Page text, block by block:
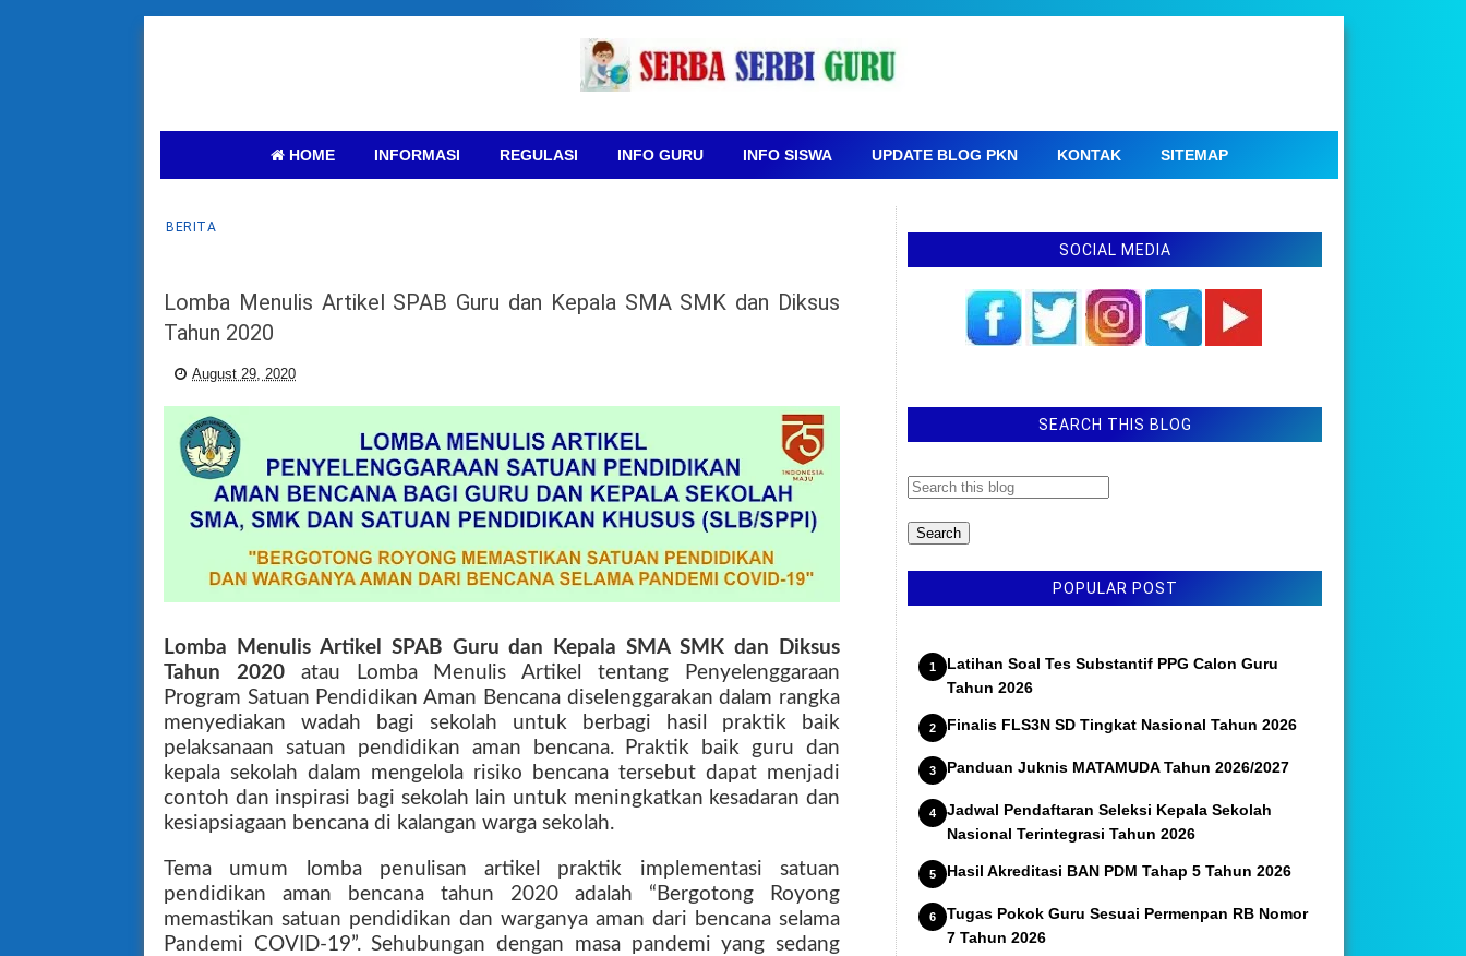
HOME INFORMASI REGULASI INFO GURU INFO SISWA UPDATE BLOG PKN KONTAK SITEMAP
BERITA
Lomba Menulis Artikel SPAB Guru dan Kepala SMA SMK dan Diksus
Tahun 2020
August 29, 2020
Lomba Menulis Artikel SPAB Guru dan Kepala SMA SMK dan Diksus
Tahun 2020 atau Lomba Menulis Artikel tentang Penyelenggaraan
Program Satuan Pendidikan Aman Bencana diselenggarakan dalam rangka
menyediakan wadah bagi sekolah untuk berbagi hasil praktik baik
pelaksanaan satuan pendidikan aman bencana. Praktik baik guru dan
kepala sekolah dalam mengelola risiko bencana tersebut dapat menjadi
contoh dan inspirasi bagi sekolah lain untuk meningkatkan kesadaran dan
kesiapsiagaan bencana di kalangan warga sekolah.
Tema umum lomba penulisan artikel praktik implementasi satuan
pendidikan aman bencana tahun 2020 adalah “Bergotong Royong
memastikan satuan pendidikan dan warganya aman dari bencana selama
Pandemi COVID-19”. Sehubungan dengan masa pandemi yang sedang
SOCIAL MEDIA
SEARCH THIS BLOG
POPULAR POST
Latihan Soal Tes Substantif PPG Calon Guru
Tahun 2026
Finalis FLS3N SD Tingkat Nasional Tahun 2026
Panduan Juknis MATAMUDA Tahun 2026/2027
Jadwal Pendaftaran Seleksi Kepala Sekolah
Nasional Terintegrasi Tahun 2026
Hasil Akreditasi BAN PDM Tahap 5 Tahun 2026
Tugas Pokok Guru Sesuai Permenpan RB Nomor
7 Tahun 2026